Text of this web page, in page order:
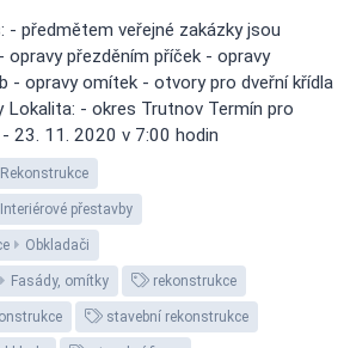
- předmětem veřejné zakázky jsou
opravy přezděním příček - opravy
- opravy omítek - otvory pro dveřní křídla
Lokalita: - okres Trutnov Termín pro
- 23. 11. 2020 v 7:00 hodin
Rekonstrukce
Interiérové přestavby
Obkladači
Fasády, omítky rekonstrukce
stavební rekonstrukce